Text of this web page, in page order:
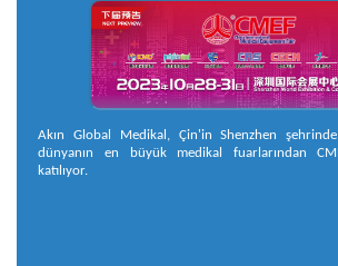
Akın Global Medikal, Çin'in Shenzhen
dünyanın en büyük medikal fuarlarından
katılıyor.